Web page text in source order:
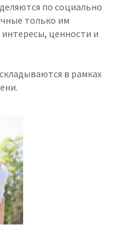
по социально
только им
ценности и
в рамках